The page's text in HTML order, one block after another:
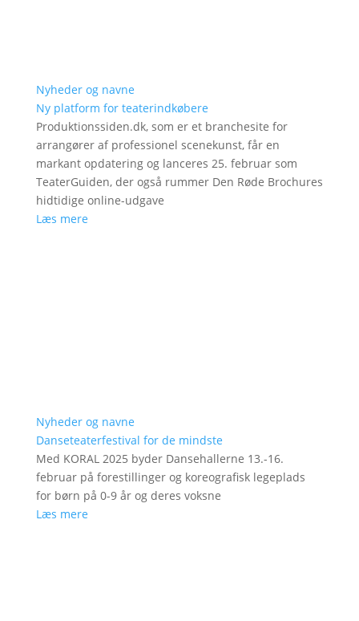
Nyheder og navne
Ny platform for teaterindkøbere
Produktionssiden.dk, som er et branchesite for
arrangører af professionel scenekunst, får en
markant opdatering og lanceres 25. februar som
TeaterGuiden, der også rummer Den Røde Brochures
hidtidige online-udgave
Læs mere
Nyheder og navne
Danseteaterfestival for de mindste
Med KORAL 2025 byder Dansehallerne 13.-16.
februar på forestillinger og koreografisk legeplads
for børn på 0-9 år og deres voksne
Læs mere